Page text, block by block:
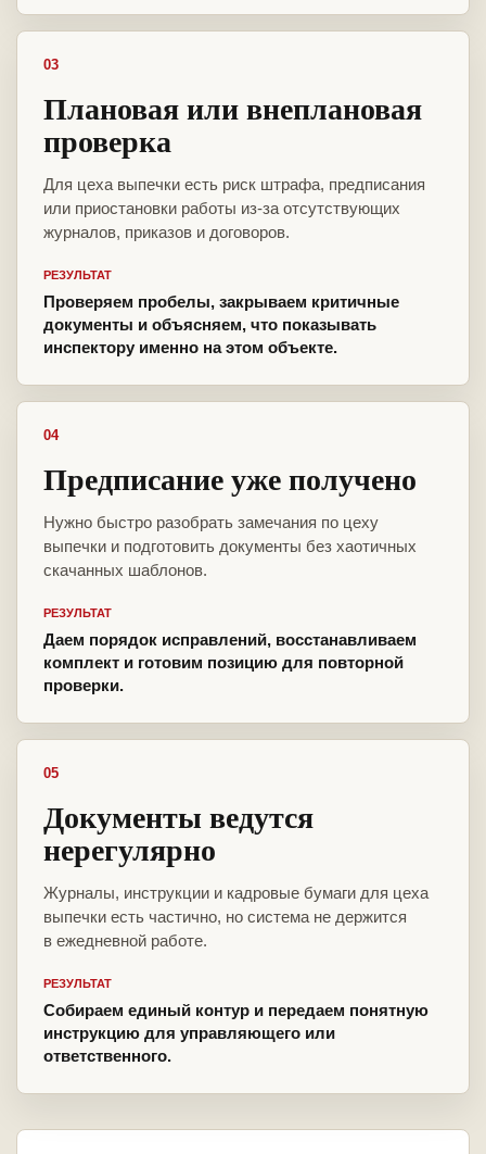
03
Плановая или внеплановая
проверка
Для цеха выпечки есть риск штрафа, предписания
или приостановки работы из-за отсутствующих
журналов, приказов и договоров.
РЕЗУЛЬТАТ
Проверяем пробелы, закрываем критичные
документы и объясняем, что показывать
инспектору именно на этом объекте.
04
Предписание уже получено
Нужно быстро разобрать замечания по цеху
выпечки и подготовить документы без хаотичных
скачанных шаблонов.
РЕЗУЛЬТАТ
Даем порядок исправлений, восстанавливаем
комплект и готовим позицию для повторной
проверки.
05
Документы ведутся
нерегулярно
Журналы, инструкции и кадровые бумаги для цеха
выпечки есть частично, но система не держится
в ежедневной работе.
РЕЗУЛЬТАТ
Собираем единый контур и передаем понятную
инструкцию для управляющего или
ответственного.